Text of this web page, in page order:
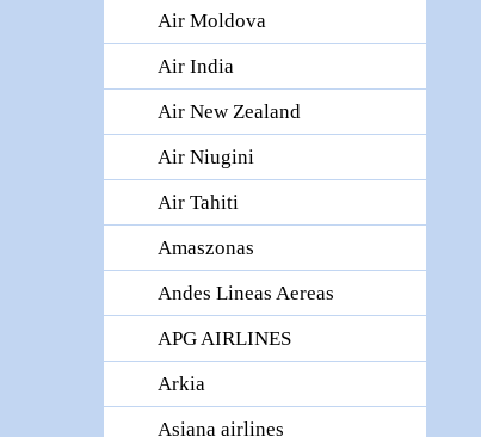
Air Moldova
Air India
Air New Zealand
Air Niugini
Air Tahiti
Amaszonas
Andes Lineas Aereas
APG AIRLINES
Arkia
Asiana airlines